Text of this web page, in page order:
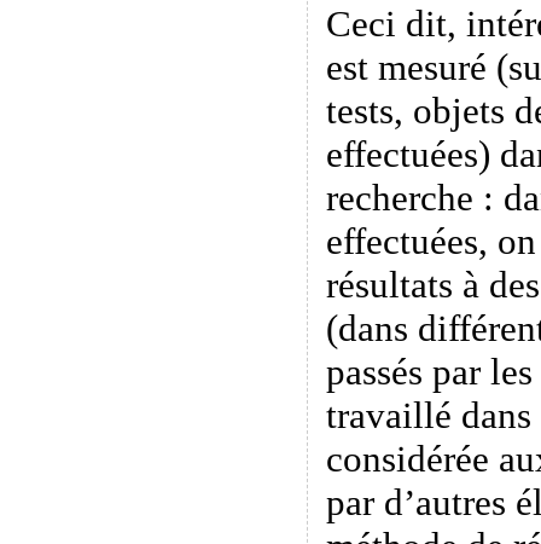
Ceci dit,
est mesuré
tests, objets
effectuées)
recherche :
effectuées,
résultats à
(dans
passés par
travaillé
considérée
par d’autres